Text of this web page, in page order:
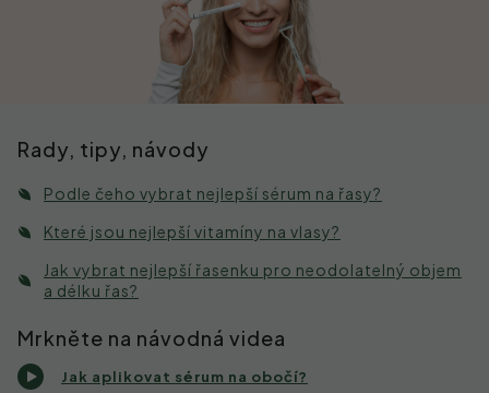
Rady, tipy, návody
Podle čeho vybrat nejlepší sérum na řasy?
Které jsou nejlepší vitamíny na vlasy?
Jak vybrat nejlepší řasenku pro neodolatelný objem
a délku řas?
Mrkněte na návodná videa
Jak aplikovat sérum na obočí?